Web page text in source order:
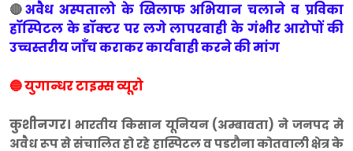
🔴अवैध अस्पतालो के खिलाफ अभियान चलाने व प्रविका
हॉस्पिटल के डॉक्टर पर लगे लापरवाही के गंभीर आरोपों की
उच्चस्तरीय जाँच कराकर कार्यवाही करने की मांग
🔵 युगान्धर टाइम्स व्यूरो
कुशीनगर। भारतीय किसान यूनियन (अम्बावता) ने जनपद मे
अवैध रूप से संचालित हो रहे हास्पिटल व पडरौना कोतवाली क्षेत्र के